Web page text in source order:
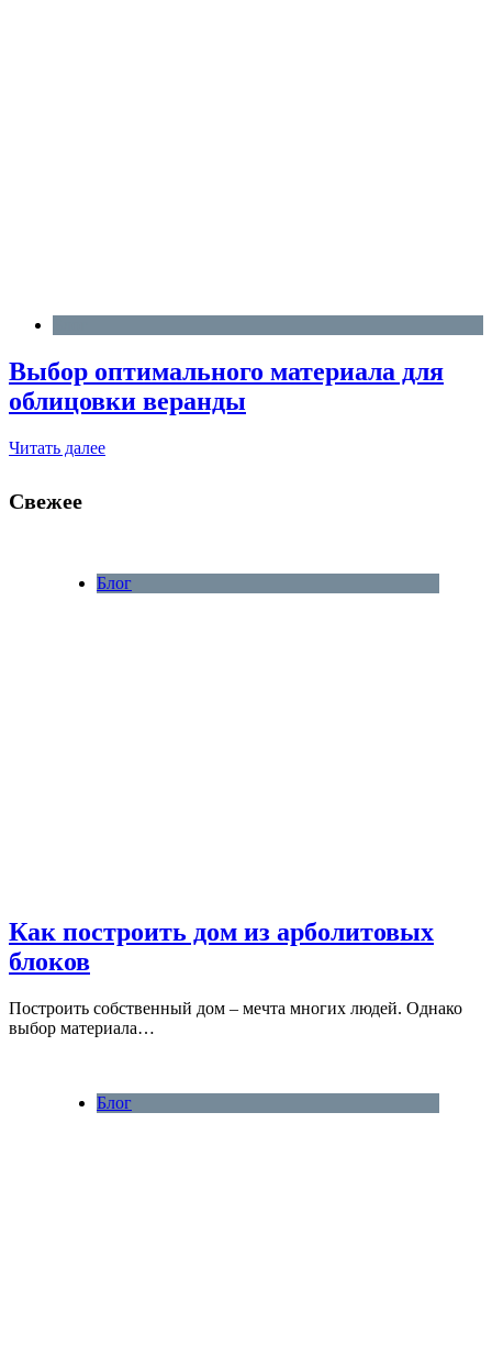
Выбор оптимального материала для
облицовки веранды
Читать далее
Свежее
Блог
Как построить дом из арболитовых
блоков
Построить собственный дом – мечта многих людей. Однако
выбор материала…
Блог